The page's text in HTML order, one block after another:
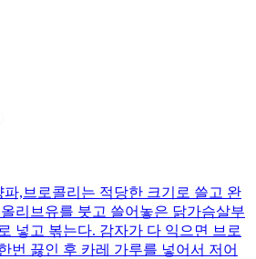
,브로콜리는 적당한 크기로 쓸고 완
리브유를 붓고 쓸어놓은 닭가슴살부
넣고 볶는다. 감자가 다 익으면 브로
번 끓인 후 카레 가루를 넣어서 저어